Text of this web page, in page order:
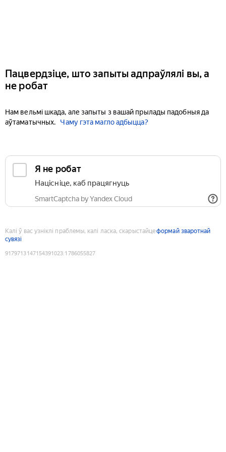
Пацвердзіце, што запыты адпраўлялі вы, а
не робат
Нам вельмі шкада, але запыты з вашай прылады падобныя да
аўтаматычных.
Чаму гэта магло адбыцца?
Я не робат
Націсніце, каб працягнуць
SmartCaptcha by Yandex Cloud
Калі ў вас узніклі праблемы, калі ласка, скарыстайцеформай зваротнай
сувязі
9179713147154391023:1786055827